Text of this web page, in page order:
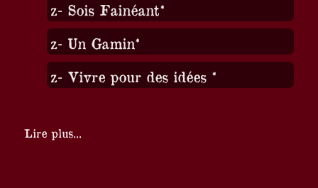
z- Sois Fainéant*
z- Un Gamin*
z- Vivre pour des idées *
Lire plus...